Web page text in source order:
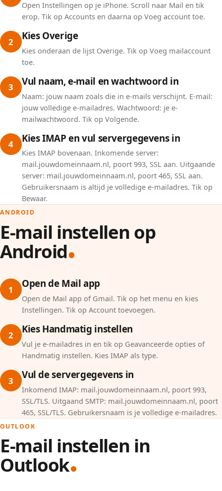
Open Instellingen op je iPhone. Scroll naar Mail en tik
erop. Tik op Accounts en daarna op Voeg account toe.
2 Kies Overige
Kies onderaan de lijst Overige. Tik op Voeg mailaccount
toe.
3 Vul naam, e-mail en wachtwoord in
Naam: jouw naam zoals die in e-mails verschijnt. E-mail:
jouw volledige e-mailadres. Wachtwoord: je e-
mailwachtwoord. Tik op Volgende.
4 Kies IMAP en vul servergegevens in
Kies IMAP bovenaan. Inkomende server:
mail.jouwdomeinnaam.nl, poort 993, SSL aan. Uitgaande
server: mail.jouwdomeinnaam.nl, poort 465, SSL aan.
Gebruikersnaam is altijd je volledige e-mailadres. Tik op
Bewaar.
ANDROID
E-mail instellen op
Android
1 Open de Mail app
Open de Mail app of Gmail. Tik op het menu en kies
Instellingen. Tik op Account toevoegen.
2 Kies Handmatig instellen
Vul je e-mailadres in en tik op Geavanceerde opties of
Handmatig instellen. Kies IMAP als type.
3 Vul de servergegevens in
Inkomend IMAP: mail.jouwdomeinnaam.nl, poort 993,
SSL/TLS. Uitgaand SMTP: mail.jouwdomeinnaam.nl, poort
465, SSL/TLS. Gebruikersnaam is je volledige e-mailadres.
OUTLOOK
E-mail instellen in
Outlook